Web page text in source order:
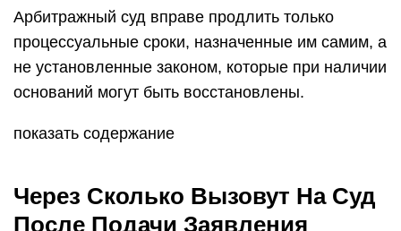
Арбитражный суд вправе продлить только
процессуальные сроки, назначенные им самим, а
не установленные законом, которые при наличии
оснований могут быть восстановлены.
показать содержание
Через Сколько Вызовут На Суд
После Подачи Заявления